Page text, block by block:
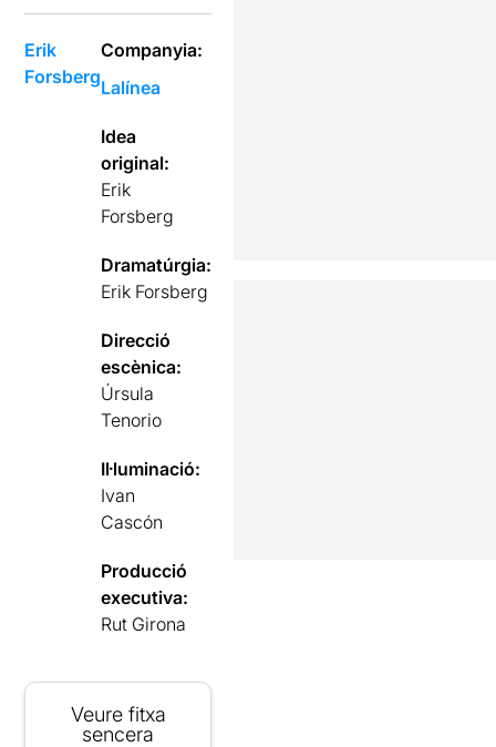
Erik
Forsberg
Companyia:
Lalínea
Idea
original:
Erik
Forsberg
Dramatúrgia:
Erik Forsberg
Direcció
escènica:
Úrsula
Tenorio
Il·luminació:
Ivan
Cascón
Producció
executiva:
Rut Girona
Veure fitxa
sencera